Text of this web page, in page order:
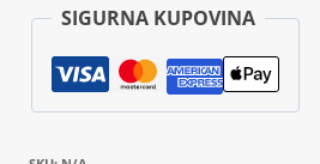
SIGURNA KUPOVINA